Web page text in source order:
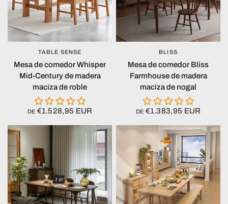
VISTA RÁPIDA
TABLE SENSE
Mesa de comedor Whisper
Mid-Century de madera
maciza de roble
DE €1.528,95 EUR
VISTA RÁPIDA
BLISS
Mesa de comedor Bliss
Farmhouse de madera
maciza de nogal
DE €1.383,95 EUR